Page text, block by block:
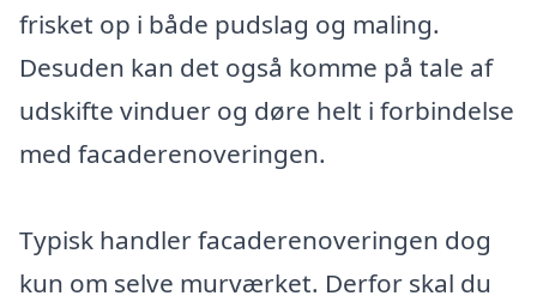
frisket op i både pudslag og maling.
Desuden kan det også komme på tale af
udskifte vinduer og døre helt i forbindelse
med facaderenoveringen.
Typisk handler facaderenoveringen dog
kun om selve murværket. Derfor skal du